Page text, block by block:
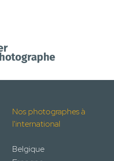
Nos photographes à
l'international
Belgique